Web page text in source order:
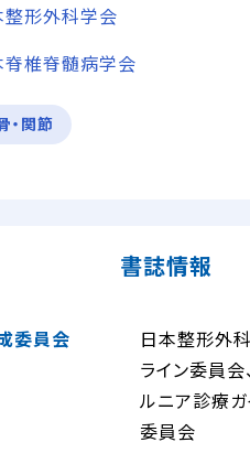
整形外科学会
脊椎脊髄病学会
・関節
書誌情報
委員会
日本整形外
ライン委員
ルニア診療
委員会